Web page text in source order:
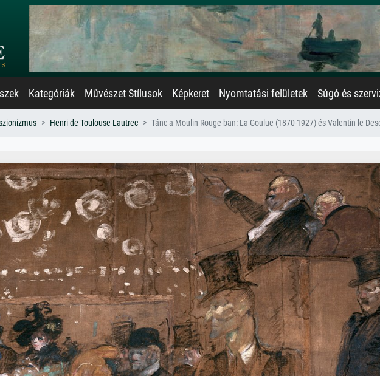
Kategóriák Művészet Stílusok Képkeret Nyomtatási felületek Súgó és
Henri de Toulouse-Lautrec Tánc a Moulin Rouge-ban: La Goulue (1870-1927) és Valentin le